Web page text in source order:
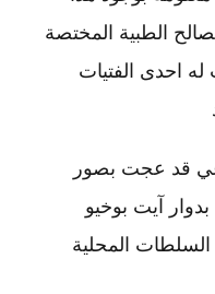
الطبية المختصة
احدى الفتيات
قد عجت بصور
آيت بوخيو
المحلية